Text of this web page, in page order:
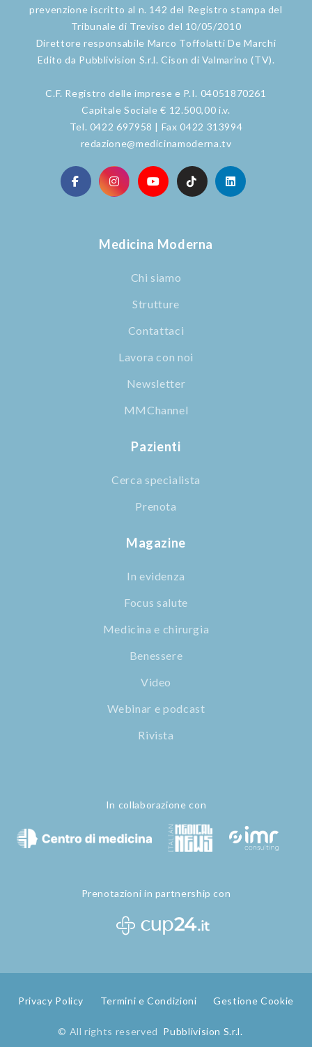
prevenzione iscritto al n. 142 del Registro stampa del
Tribunale di Treviso del 10/05/2010
Direttore responsabile Marco Toffolatti De Marchi
Edito da Pubblivision S.r.l. Cison di Valmarino (TV).
C.F. Registro delle imprese e P.I. 04051870261
Capitale Sociale € 12.500,00 i.v.
Tel. 0422 697958 | Fax 0422 313994
redazione@medicinamoderna.tv
Medicina Moderna
Chi siamo
Strutture
Contattaci
Lavora con noi
Newsletter
MMChannel
Pazienti
Cerca specialista
Prenota
Magazine
In evidenza
Focus salute
Medicina e chirurgia
Benessere
Video
Webinar e podcast
Rivista
In collaborazione con
Prenotazioni in partnership con
Privacy Policy Termini e Condizioni Gestione Cookie
© All rights reserved Pubblivision S.r.l.